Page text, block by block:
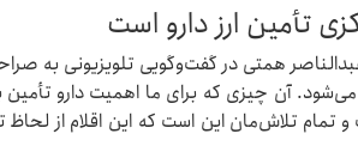
تأمین ارز دارو است
گذشته ۲۰ اردیبهشت‌ماه ۱۴۰۵ عبدالناصر همتی در گفت‌وگویی
می‌شود. آن چیزی که برای ما اهمیت دارو
تمام تلاش‌مان این است که این اقلام از لحاظ